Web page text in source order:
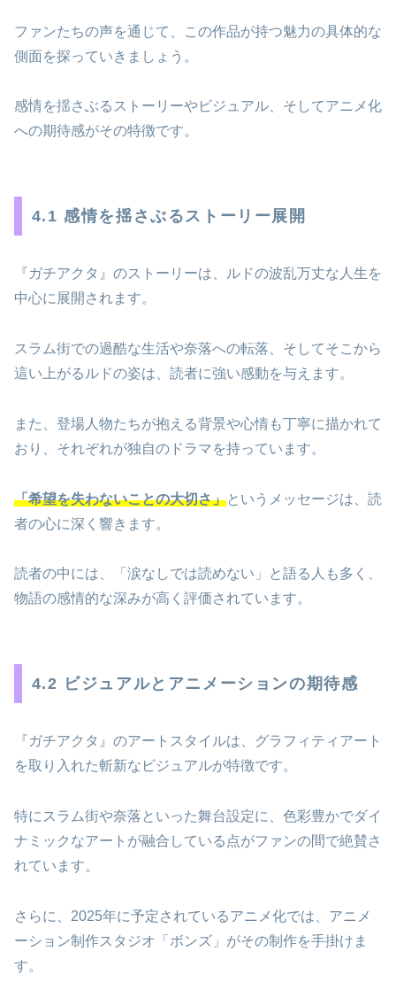
ファンたちの声を通じて、この作品が持つ魅力の具体的な
側面を探っていきましょう。
感情を揺さぶるストーリーやビジュアル、そしてアニメ化
への期待感がその特徴です。
4.1 感情を揺さぶるストーリー展開
『ガチアクタ』のストーリーは、ルドの波乱万丈な人生を
中心に展開されます。
スラム街での過酷な生活や奈落への転落、そしてそこから
這い上がるルドの姿は、読者に強い感動を与えます。
また、登場人物たちが抱える背景や心情も丁寧に描かれて
おり、それぞれが独自のドラマを持っています。
「希望を失わないことの大切さ」というメッセージは、読
者の心に深く響きます。
読者の中には、「涙なしでは読めない」と語る人も多く、
物語の感情的な深みが高く評価されています。
4.2 ビジュアルとアニメーションの期待感
『ガチアクタ』のアートスタイルは、グラフィティアート
を取り入れた斬新なビジュアルが特徴です。
特にスラム街や奈落といった舞台設定に、色彩豊かでダイ
ナミックなアートが融合している点がファンの間で絶賛さ
れています。
さらに、2025年に予定されているアニメ化では、アニメ
ーション制作スタジオ「ボンズ」がその制作を手掛けま
す。